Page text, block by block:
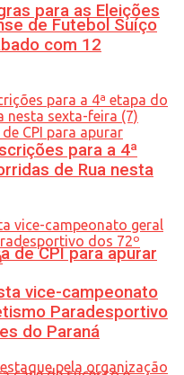
para as Eleições
de CPI para apurar
de Futebol Suíço
com 12
para a 4ª
de Rua nesta
vice-campeonato
Paradesportivo
do Paraná